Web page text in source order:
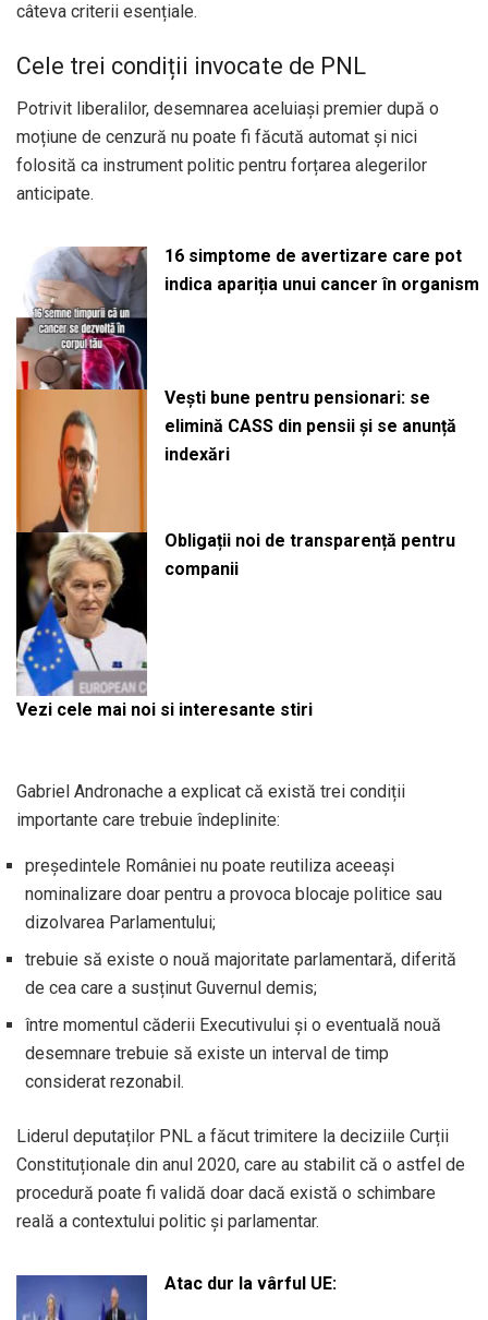
câteva criterii esențiale.
Cele trei condiții invocate de PNL
Potrivit liberalilor, desemnarea aceluiași premier după o
moțiune de cenzură nu poate fi făcută automat și nici
folosită ca instrument politic pentru forțarea alegerilor
anticipate.
16 simptome de avertizare care pot
indica apariția unui cancer în organism
Vești bune pentru pensionari: se
elimină CASS din pensii și se anunță
indexări
Obligații noi de transparență pentru
companii
Vezi cele mai noi si interesante stiri
Gabriel Andronache a explicat că există trei condiții
importante care trebuie îndeplinite:
președintele României nu poate reutiliza aceeași
nominalizare doar pentru a provoca blocaje politice sau
dizolvarea Parlamentului;
trebuie să existe o nouă majoritate parlamentară, diferită
de cea care a susținut Guvernul demis;
între momentul căderii Executivului și o eventuală nouă
desemnare trebuie să existe un interval de timp
considerat rezonabil.
Liderul deputaților PNL a făcut trimitere la deciziile Curții
Constituționale din anul 2020, care au stabilit că o astfel de
procedură poate fi validă doar dacă există o schimbare
reală a contextului politic și parlamentar.
Atac dur la vârful UE: